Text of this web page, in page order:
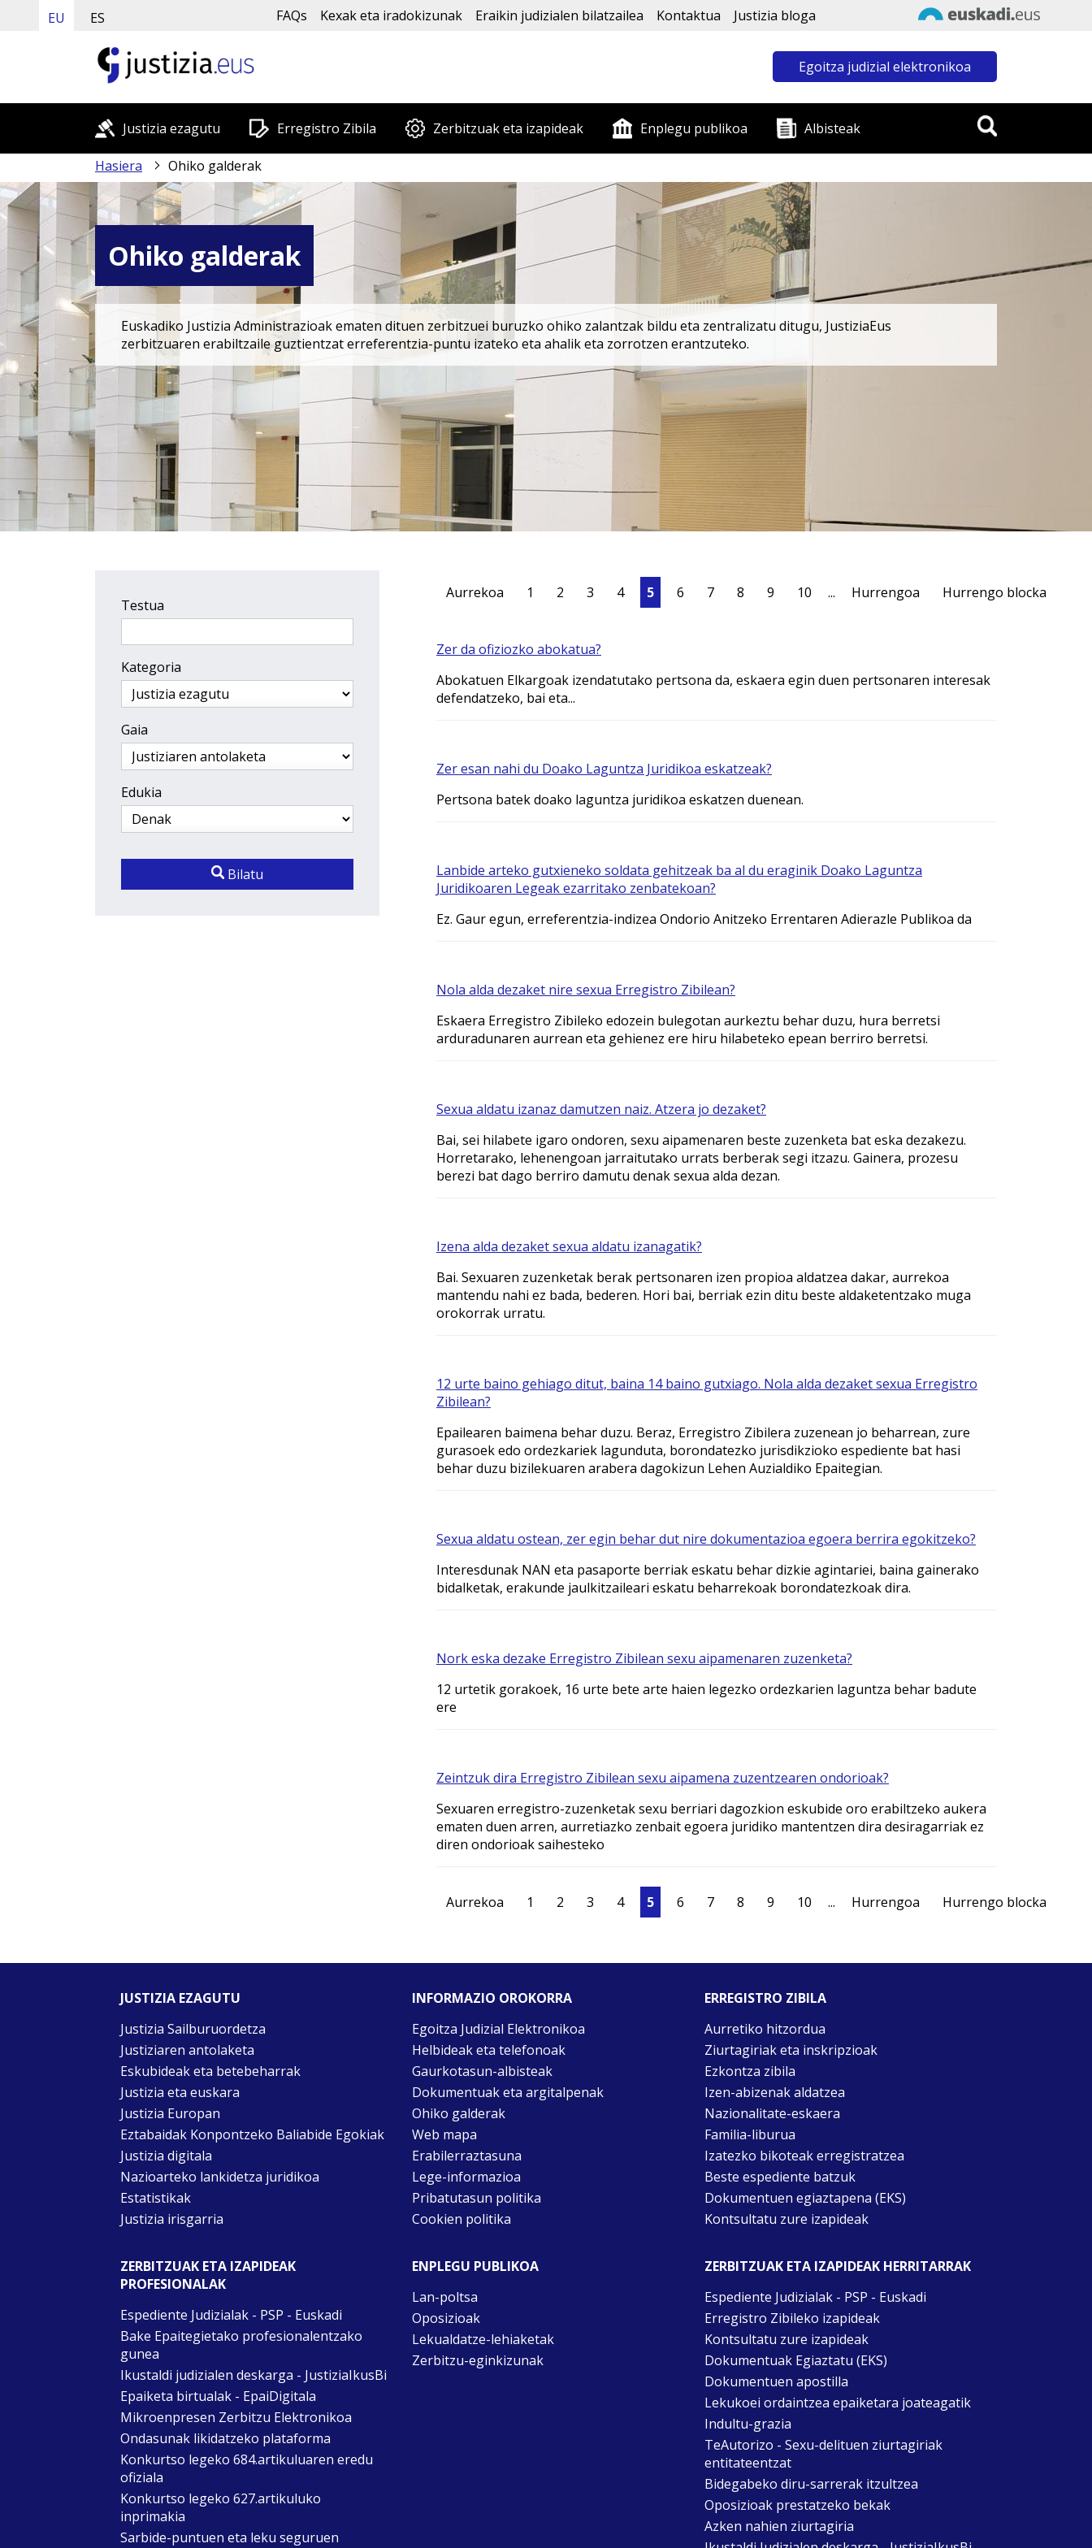
EU ES FAQs Kexak eta iradokizunak Eraikin judizialen bilatzailea Kontaktua Justizia bloga
Egoitza judizial elektronikoa
Justizia ezagutu Erregistro Zibila Zerbitzuak eta izapideak Enplegu publikoa Albisteak
Hasiera Ohiko galderak
Ohiko galderak
Euskadiko Justizia Administrazioak ematen dituen zerbitzuei buruzko ohiko zalantzak bildu eta zentralizatu ditugu, JustiziaEus
zerbitzuaren erabiltzaile guztientzat erreferentzia-puntu izateko eta ahalik eta zorrotzen erantzuteko.
Testua
Kategoria
Gaia
Edukia
Bilatu
Aurrekoa 1 2 3 4 5 6 7 8 9 10 ... Hurrengoa Hurrengo blocka
Zer da ofiziozko abokatua?
Abokatuen Elkargoak izendatutako pertsona da, eskaera egin duen pertsonaren interesak
defendatzeko, bai eta...
Zer esan nahi du Doako Laguntza Juridikoa eskatzeak?
Pertsona batek doako laguntza juridikoa eskatzen duenean.
Lanbide arteko gutxieneko soldata gehitzeak ba al du eraginik Doako Laguntza
Juridikoaren Legeak ezarritako zenbatekoan?
Ez. Gaur egun, erreferentzia-indizea Ondorio Anitzeko Errentaren Adierazle Publikoa da
Nola alda dezaket nire sexua Erregistro Zibilean?
Eskaera Erregistro Zibileko edozein bulegotan aurkeztu behar duzu, hura berretsi
arduradunaren aurrean eta gehienez ere hiru hilabeteko epean berriro berretsi.
Sexua aldatu izanaz damutzen naiz. Atzera jo dezaket?
Bai, sei hilabete igaro ondoren, sexu aipamenaren beste zuzenketa bat eska dezakezu.
Horretarako, lehenengoan jarraitutako urrats berberak segi itzazu. Gainera, prozesu
berezi bat dago berriro damutu denak sexua alda dezan.
Izena alda dezaket sexua aldatu izanagatik?
Bai. Sexuaren zuzenketak berak pertsonaren izen propioa aldatzea dakar, aurrekoa
mantendu nahi ez bada, bederen. Hori bai, berriak ezin ditu beste aldaketentzako muga
orokorrak urratu.
12 urte baino gehiago ditut, baina 14 baino gutxiago. Nola alda dezaket sexua Erregistro
Zibilean?
Epailearen baimena behar duzu. Beraz, Erregistro Zibilera zuzenean jo beharrean, zure
gurasoek edo ordezkariek lagunduta, borondatezko jurisdikzioko espediente bat hasi
behar duzu bizilekuaren arabera dagokizun Lehen Auzialdiko Epaitegian.
Sexua aldatu ostean, zer egin behar dut nire dokumentazioa egoera berrira egokitzeko?
Interesdunak NAN eta pasaporte berriak eskatu behar dizkie agintariei, baina gainerako
bidalketak, erakunde jaulkitzaileari eskatu beharrekoak borondatezkoak dira.
Nork eska dezake Erregistro Zibilean sexu aipamenaren zuzenketa?
12 urtetik gorakoek, 16 urte bete arte haien legezko ordezkarien laguntza behar badute
ere
Zeintzuk dira Erregistro Zibilean sexu aipamena zuzentzearen ondorioak?
Sexuaren erregistro-zuzenketak sexu berriari dagozkion eskubide oro erabiltzeko aukera
ematen duen arren, aurretiazko zenbait egoera juridiko mantentzen dira desiragarriak ez
diren ondorioak saihesteko
Aurrekoa 1 2 3 4 5 6 7 8 9 10 ... Hurrengoa Hurrengo blocka
JUSTIZIA EZAGUTU
Justizia Sailburuordetza
Justiziaren antolaketa
Eskubideak eta betebeharrak
Justizia eta euskara
Justizia Europan
Eztabaidak Konpontzeko Baliabide Egokiak
Justizia digitala
Nazioarteko lankidetza juridikoa
Estatistikak
Justizia irisgarria
INFORMAZIO OROKORRA
Egoitza Judizial Elektronikoa
Helbideak eta telefonoak
Gaurkotasun-albisteak
Dokumentuak eta argitalpenak
Ohiko galderak
Web mapa
Erabilerraztasuna
Lege-informazioa
Pribatutasun politika
Cookien politika
ERREGISTRO ZIBILA
Aurretiko hitzordua
Ziurtagiriak eta inskripzioak
Ezkontza zibila
Izen-abizenak aldatzea
Nazionalitate-eskaera
Familia-liburua
Izatezko bikoteak erregistratzea
Beste espediente batzuk
Dokumentuen egiaztapena (EKS)
Kontsultatu zure izapideak
ZERBITZUAK ETA IZAPIDEAK
PROFESIONALAK
Espediente Judizialak - PSP - Euskadi
Bake Epaitegietako profesionalentzako
gunea
Ikustaldi judizialen deskarga - JustiziaIkusBi
Epaiketa birtualak - EpaiDigitala
Mikroenpresen Zerbitzu Elektronikoa
Ondasunak likidatzeko plataforma
Konkurtso legeko 684.artikuluaren eredu
ofiziala
Konkurtso legeko 627.artikuluko
inprimakia
Sarbide-puntuen eta leku seguruen
ENPLEGU PUBLIKOA
Lan-poltsa
Oposizioak
Lekualdatze-lehiaketak
Zerbitzu-eginkizunak
ZERBITZUAK ETA IZAPIDEAK HERRITARRAK
Espediente Judizialak - PSP - Euskadi
Erregistro Zibileko izapideak
Kontsultatu zure izapideak
Dokumentuak Egiaztatu (EKS)
Dokumentuen apostilla
Lekukoei ordaintzea epaiketara joateagatik
Indultu-grazia
TeAutorizo - Sexu-delituen ziurtagiriak
entitateentzat
Bidegabeko diru-sarrerak itzultzea
Oposizioak prestatzeko bekak
Azken nahien ziurtagiria